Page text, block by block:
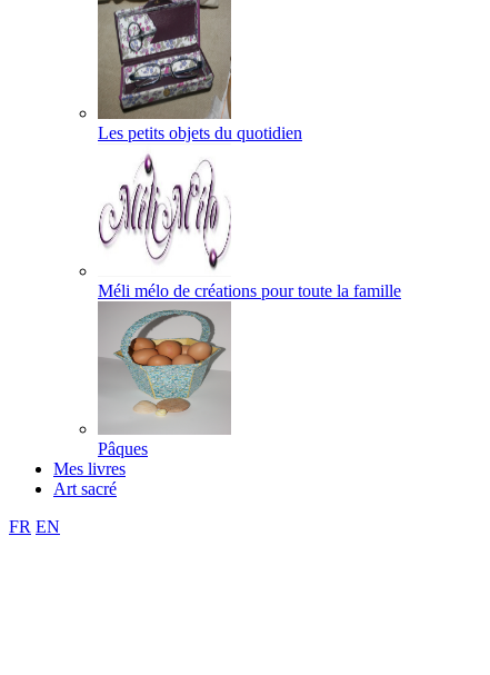
Les petits objets du quotidien
Méli mélo de créations pour toute la famille
Pâques
Mes livres
Art sacré
FR EN